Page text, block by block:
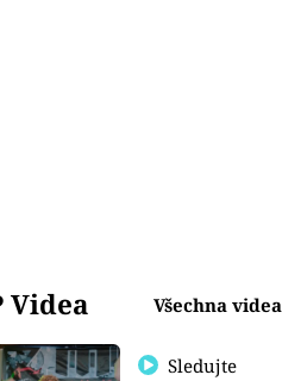
Videa Všechna videa
Sledujte